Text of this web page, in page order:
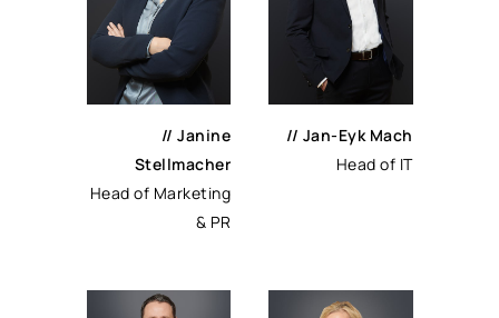
// Janine
Stellmacher
Head of Marketing
& PR
// Jan-Eyk Mach
Head of IT